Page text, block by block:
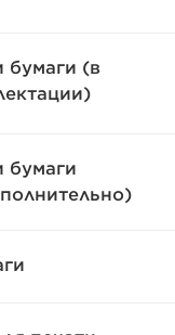
бумаги (в
бумаги